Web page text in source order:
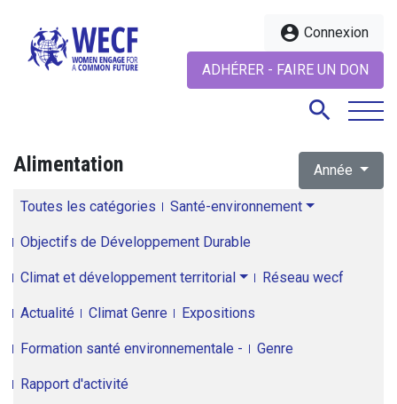
account_circle Connexion
ADHÉRER - FAIRE UN DON
search
Alimentation Année
Toutes les catégories Santé-environnement
Objectifs de Développement Durable
Climat et développement territorial Réseau wecf
Actualité Climat Genre Expositions
Formation santé environnementale - Genre
Rapport d'activité